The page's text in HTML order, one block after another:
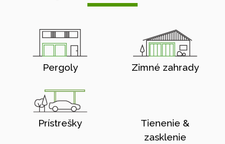
Pergoly Zimné zahrady
Prístrešky
Tienenie &
zasklenie